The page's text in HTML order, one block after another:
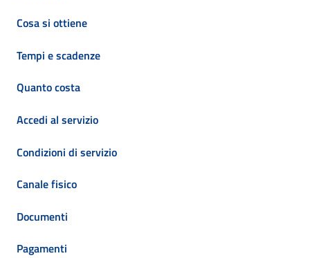
Cosa si ottiene
Tempi e scadenze
Quanto costa
Accedi al servizio
Condizioni di servizio
Canale fisico
Documenti
Pagamenti